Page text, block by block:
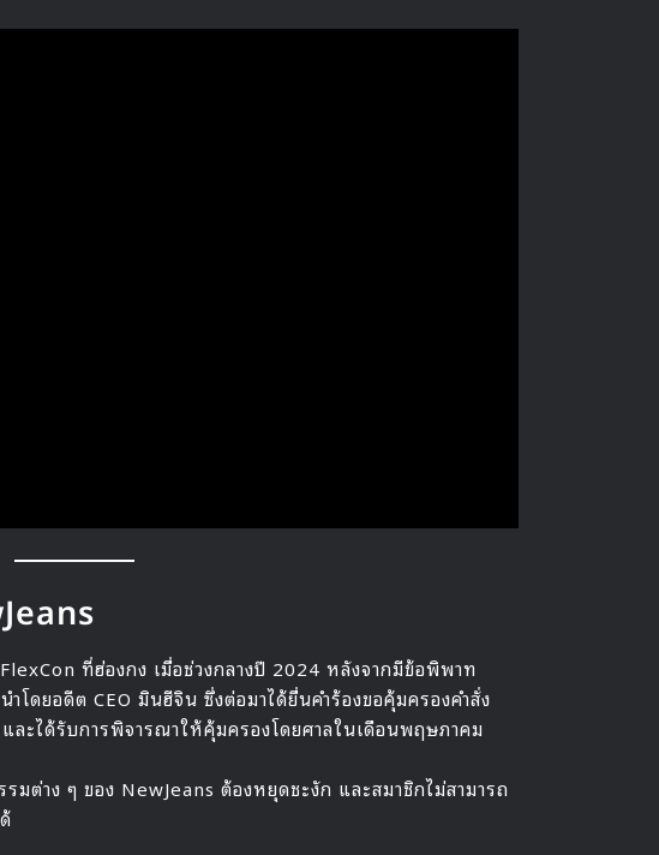
ที่ฮ่องกง เมื่อช่วงกลางปี 2024 หลังจากมีข้อพิพาท
โดยอดีต CEO มินฮีจิน ซึ่งต่อมาได้ยื่นคำร้องขอคุ้มครองคำสั่ง
ะได้รับการพิจารณาให้คุ้มครองโดยศาลในเดือนพฤษภาคม
มต่าง ๆ ของ NewJeans ต้องหยุดชะงัก และสมาชิกไม่สามารถ